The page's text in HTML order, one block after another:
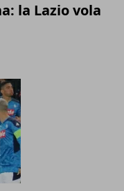
la Lazio vola